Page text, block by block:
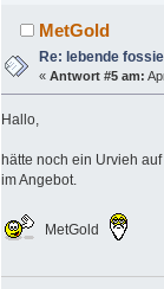
MetGold
Re: lebende
«Antwort #5 am:
Hallo,
hätte noch ein Urvieh
im Angebot.
MetGold